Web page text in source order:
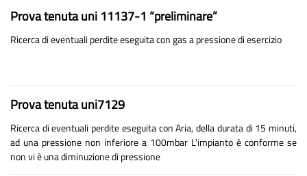
Prova tenuta uni 11137-1 “preliminare”
Ricerca di eventuali perdite eseguita con gas a pressione di esercizio
Prova tenuta uni7129
Ricerca di eventuali perdite eseguita con Aria, della durata di 15 minuti,
ad una pressione non inferiore a 100mbar L'impianto è conforme se
non vi è una diminuzione di pressione